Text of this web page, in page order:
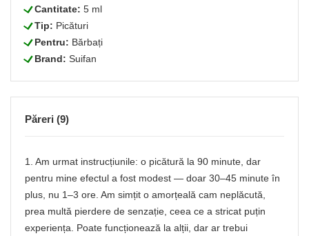
LCantitate: 5 ml
LTip: Picături
LPentru: Bărbați
LBrand: Suifan
Păreri (9)
1. Am urmat instrucțiunile: o picătură la 90 minute, dar
pentru mine efectul a fost modest — doar 30–45 minute în
plus, nu 1–3 ore. Am simțit o amorțeală cam neplăcută,
prea multă pierdere de senzație, ceea ce a stricat puțin
experiența. Poate funcționează la alții, dar ar trebui